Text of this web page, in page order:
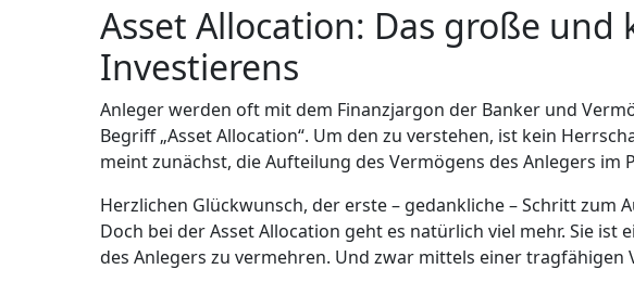
Asset Allocation: Das große und
Investierens
Anleger werden oft mit dem Finanzjargon der Banker und
Begriff „Asset Allocation“. Um den zu verstehen, ist kein
meint zunächst, die Aufteilung des Vermögens des Anlegers im
Herzlichen Glückwunsch, der erste – gedankliche – Schritt zum
Doch bei der Asset Allocation geht es natürlich viel mehr. Sie ist
des Anlegers zu vermehren. Und zwar mittels einer